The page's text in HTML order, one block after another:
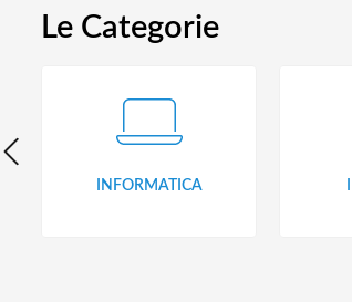
Le Categorie
INFORMATICA